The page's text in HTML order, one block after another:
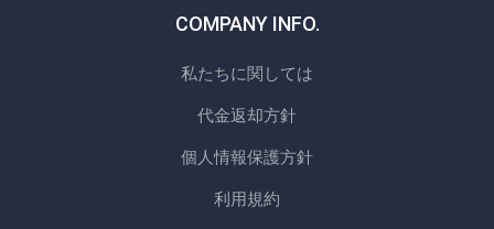
COMPANY INFO.
私たちに関しては
代金返却方針
個人情報保護方針
利用規約